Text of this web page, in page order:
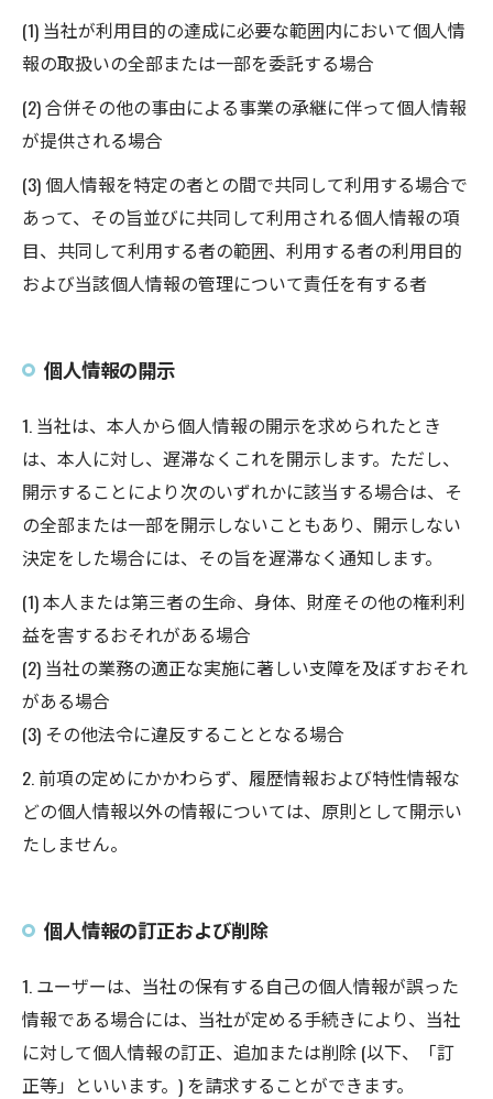
(1) 当社が利用目的の達成に必要な範囲内において個人情
報の取扱いの全部または一部を委託する場合
(2) 合併その他の事由による事業の承継に伴って個人情報
が提供される場合
(3) 個人情報を特定の者との間で共同して利用する場合で
あって、その旨並びに共同して利用される個人情報の項
目、共同して利用する者の範囲、利用する者の利用目的
および当該個人情報の管理について責任を有する者
個人情報の開示
1. 当社は、本人から個人情報の開示を求められたとき
は、本人に対し、遅滞なくこれを開示します。ただし、
開示することにより次のいずれかに該当する場合は、そ
の全部または一部を開示しないこともあり、開示しない
決定をした場合には、その旨を遅滞なく通知します。
(1) 本人または第三者の生命、身体、財産その他の権利利
益を害するおそれがある場合
(2) 当社の業務の適正な実施に著しい支障を及ぼすおそれ
がある場合
(3) その他法令に違反することとなる場合
2. 前項の定めにかかわらず、履歴情報および特性情報な
どの個人情報以外の情報については、原則として開示い
たしません。
個人情報の訂正および削除
1. ユーザーは、当社の保有する自己の個人情報が誤った
情報である場合には、当社が定める手続きにより、当社
に対して個人情報の訂正、追加または削除 (以下、「訂
正等」といいます。) を請求することができます。